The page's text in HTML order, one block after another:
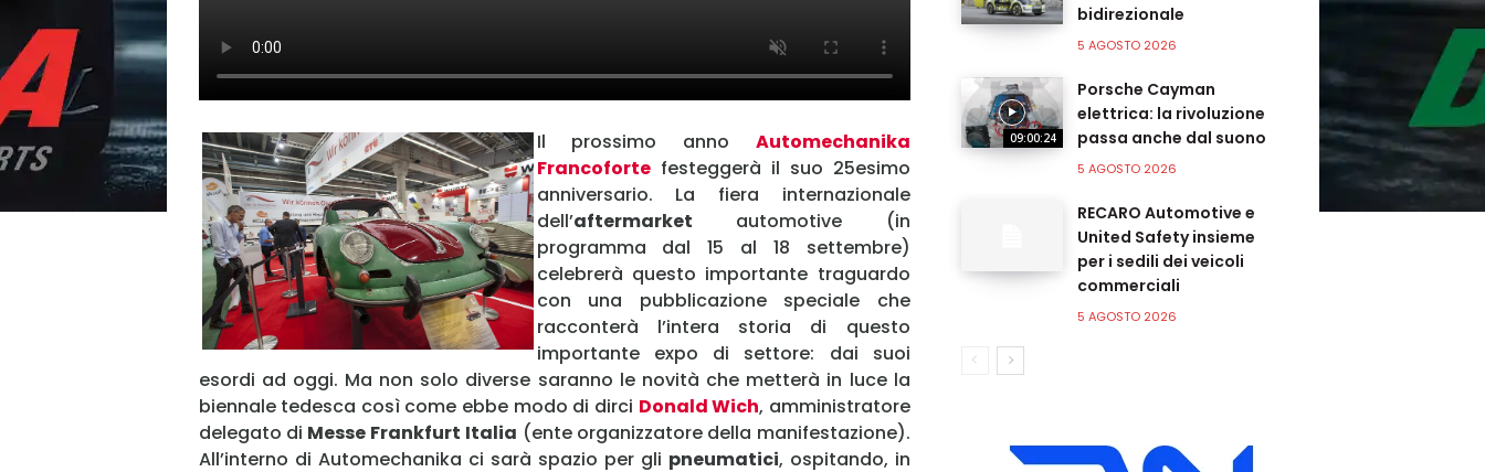
MY INFORICAMBI
Il prossimo anno Automechanika
Francoforte festeggerà il suo 25esimo
anniversario. La fiera internazionale
dell’aftermarket automotive (in
programma dal 15 al 18 settembre)
celebrerà questo importante traguardo
con una pubblicazione speciale che
racconterà l’intera storia di questo
importante expo di settore: dai suoi
esordi ad oggi. Ma non solo diverse saranno le novità che metterà in luce la
biennale tedesca così come ebbe modo di dirci Donald Wich, amministratore
delegato di Messe Frankfurt Italia (ente organizzatore della manifestazione).
All’interno di Automechanika ci sarà spazio per gli pneumatici, ospitando, in
bidirezionale
5 AGOSTO 2026
09:00:24
Porsche Cayman
elettrica: la rivoluzione
passa anche dal suono
5 AGOSTO 2026
RECARO Automotive e
United Safety insieme
per i sedili dei veicoli
commerciali
5 AGOSTO 2026